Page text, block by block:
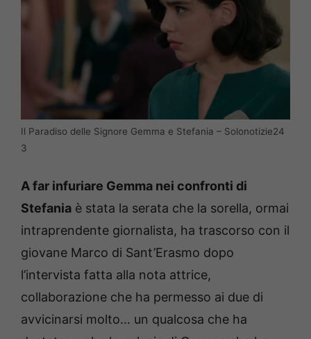
Il Paradiso delle Signore Gemma e Stefania – Solonotizie24
3
A far infuriare Gemma nei confronti di
Stefania è stata la serata che la sorella, ormai
intraprendente giornalista, ha trascorso con il
giovane Marco di Sant’Erasmo dopo
l’intervista fatta alla nota attrice,
collaborazione che ha permesso ai due di
avvicinarsi molto… un qualcosa che ha